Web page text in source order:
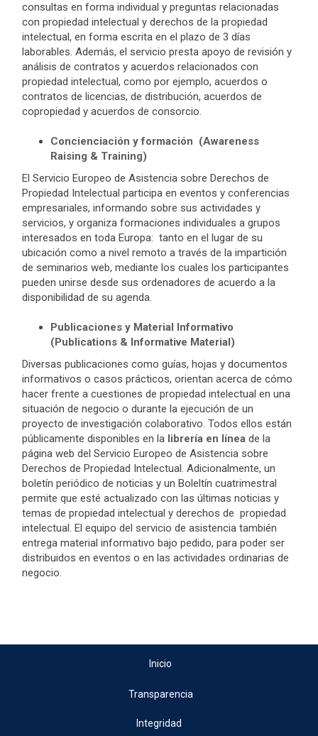
consultas en forma individual y preguntas relacionadas
con propiedad intelectual y derechos de la propiedad
intelectual, en forma escrita en el plazo de 3 días
laborables. Además, el servicio presta apoyo de revisión y
análisis de contratos y acuerdos relacionados con
propiedad intelectual, como por ejemplo, acuerdos o
contratos de licencias, de distribución, acuerdos de
copropiedad y acuerdos de consorcio.
Concienciación y formación (Awareness
Raising & Training)
El Servicio Europeo de Asistencia sobre Derechos de
Propiedad Intelectual participa en eventos y conferencias
empresariales, informando sobre sus actividades y
servicios, y organiza formaciones individuales a grupos
interesados en toda Europa: tanto en el lugar de su
ubicación como a nivel remoto a través de la impartición
de seminarios web, mediante los cuales los participantes
pueden unirse desde sus ordenadores de acuerdo a la
disponibilidad de su agenda.
Publicaciones y Material Informativo
(Publications & Informative Material)
Diversas publicaciones como guías, hojas y documentos
informativos o casos prácticos, orientan acerca de cómo
hacer frente a cuestiones de propiedad intelectual en una
situación de negocio o durante la ejecución de un
proyecto de investigación colaborativo. Todos ellos están
públicamente disponibles en la librería en línea de la
página web del Servicio Europeo de Asistencia sobre
Derechos de Propiedad Intelectual. Adicionalmente, un
boletín periódico de noticias y un Boleltín cuatrimestral
permite que esté actualizado con las últimas noticias y
temas de propiedad intelectual y derechos de propiedad
intelectual. El equipo del servicio de asistencia también
entrega material informativo bajo pedido, para poder ser
distribuidos en eventos o en las actividades ordinarias de
negocio.
Inicio
Transparencia
Integridad